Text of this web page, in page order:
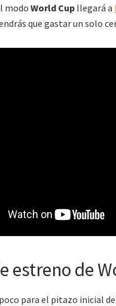
modoWorld Cup llegará a
que gastar un solo
estreno de
para el pitazo inicial